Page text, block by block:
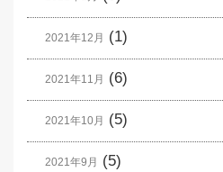
2021年12月 (1)
2021年11月 (6)
2021年10月 (5)
2021年9月 (5)